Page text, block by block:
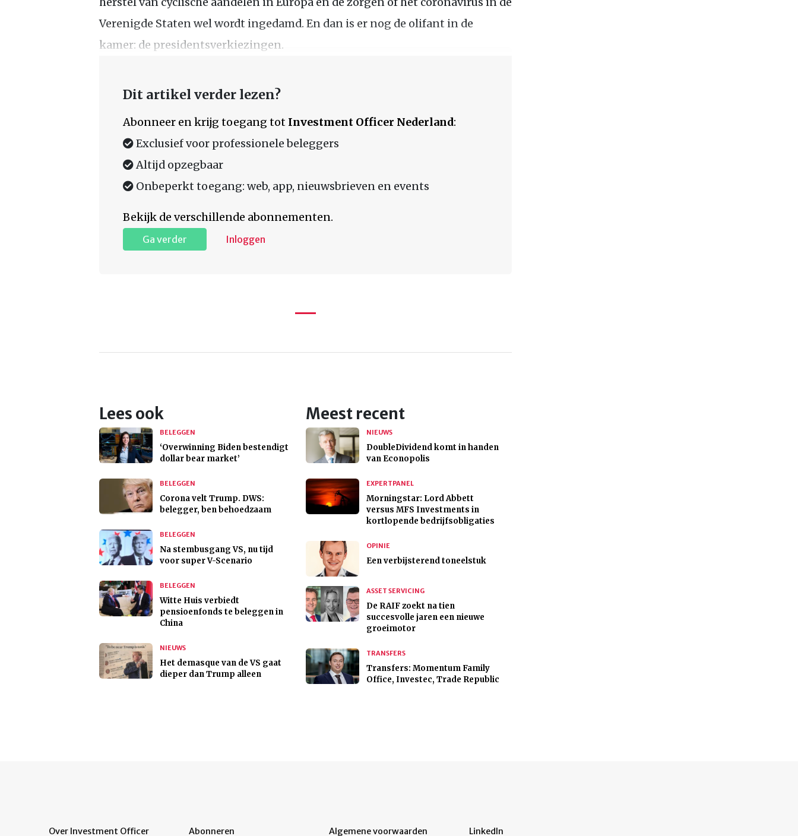
Verenigde Staten wel wordt ingedamd. En dan is er nog de olifant in de
kamer: de presidentsverkiezingen.
Dit artikel verder lezen?
Abonneer en krijg toegang tot Investment Officer Nederland:
Exclusief voor professionele beleggers
Altijd opzegbaar
Onbeperkt toegang: web, app, nieuwsbrieven en events
Bekijk de verschillende abonnementen.
Ga verder Inloggen
Lees ook
BELEGGEN
‘Overwinning Biden bestendigt
dollar bear market’
BELEGGEN
Corona velt Trump. DWS:
belegger, ben behoedzaam
BELEGGEN
Na stembusgang VS, nu tijd
voor super V-Scenario
BELEGGEN
Witte Huis verbiedt
pensioenfonds te beleggen in
China
NIEUWS
Het demasque van de VS gaat
dieper dan Trump alleen
Meest recent
NIEUWS
DoubleDividend komt in handen
van Econopolis
EXPERTPANEL
Morningstar: Lord Abbett
versus MFS Investments in
kortlopende bedrijfsobligaties
OPINIE
Een verbijsterend toneelstuk
ASSET SERVICING
De RAIF zoekt na tien
succesvolle jaren een nieuwe
groeimotor
TRANSFERS
Transfers: Momentum Family
Office, Investec, Trade Republic
Over Investment Officer Abonneren Algemene voorwaarden LinkedIn